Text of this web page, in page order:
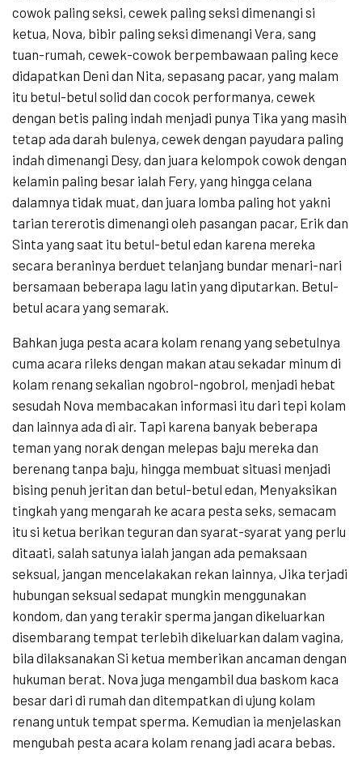
cowok paling seksi, cewek paling seksi dimenangi si
ketua, Nova, bibir paling seksi dimenangi Vera, sang
tuan-rumah, cewek-cowok berpembawaan paling kece
didapatkan Deni dan Nita, sepasang pacar, yang malam
itu betul-betul solid dan cocok performanya, cewek
dengan betis paling indah menjadi punya Tika yang masih
tetap ada darah bulenya, cewek dengan payudara paling
indah dimenangi Desy, dan juara kelompok cowok dengan
kelamin paling besar ialah Fery, yang hingga celana
dalamnya tidak muat, dan juara lomba paling hot yakni
tarian tererotis dimenangi oleh pasangan pacar, Erik dan
Sinta yang saat itu betul-betul edan karena mereka
secara beraninya berduet telanjang bundar menari-nari
bersamaan beberapa lagu latin yang diputarkan. Betul-
betul acara yang semarak.
Bahkan juga pesta acara kolam renang yang sebetulnya
cuma acara rileks dengan makan atau sekadar minum di
kolam renang sekalian ngobrol-ngobrol, menjadi hebat
sesudah Nova membacakan informasi itu dari tepi kolam
dan lainnya ada di air. Tapi karena banyak beberapa
teman yang norak dengan melepas baju mereka dan
berenang tanpa baju, hingga membuat situasi menjadi
bising penuh jeritan dan betul-betul edan, Menyaksikan
tingkah yang mengarah ke acara pesta seks, semacam
itu si ketua berikan teguran dan syarat-syarat yang perlu
ditaati, salah satunya ialah jangan ada pemaksaan
seksual, jangan mencelakakan rekan lainnya, Jika terjadi
hubungan seksual sedapat mungkin menggunakan
kondom, dan yang terakir sperma jangan dikeluarkan
disembarang tempat terlebih dikeluarkan dalam vagina,
bila dilaksanakan Si ketua memberikan ancaman dengan
hukuman berat. Nova juga mengambil dua baskom kaca
besar dari di rumah dan ditempatkan di ujung kolam
renang untuk tempat sperma. Kemudian ia menjelaskan
mengubah pesta acara kolam renang jadi acara bebas.